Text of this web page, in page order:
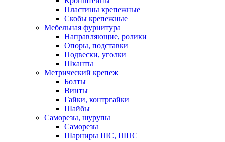
Пластины крепежные
Скобы крепежные
Мебельная фурнитура
Направляющие, ролики
Опоры, подставки
Подвески, уголки
Шканты
Метрический крепеж
Болты
Винты
Гайки, контргайки
Шайбы
Саморезы, шурупы
Саморезы
Шарниры ШС, ШПС